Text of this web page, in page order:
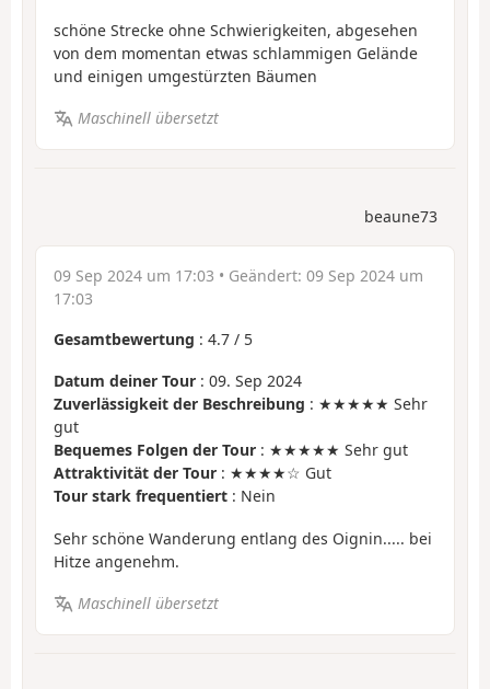
schöne Strecke ohne Schwierigkeiten, abgesehen
von dem momentan etwas schlammigen Gelände
und einigen umgestürzten Bäumen
Maschinell übersetzt
beaune73
09 Sep 2024 um 17:03 • Geändert: 09 Sep 2024 um
17:03
Gesamtbewertung : 4.7 / 5
Datum deiner Tour : 09. Sep 2024
Zuverlässigkeit der Beschreibung : ★★★★★ Sehr
gut
Bequemes Folgen der Tour : ★★★★★ Sehr gut
Attraktivität der Tour : ★★★★☆ Gut
Tour stark frequentiert : Nein
Sehr schöne Wanderung entlang des Oignin..... bei
Hitze angenehm.
Maschinell übersetzt